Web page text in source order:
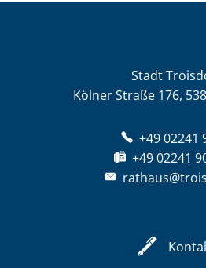
Stadt
Kölner Straße 176,
+49 02241
+49 02241